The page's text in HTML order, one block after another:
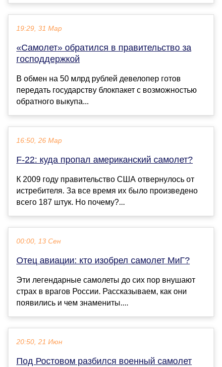
19:29, 31 Мар
«Самолет» обратился в правительство за
господдержкой
В обмен на 50 млрд рублей девелопер готов
передать государству блокпакет с возможностью
обратного выкупа...
16:50, 26 Мар
F-22: куда пропал американский самолет?
К 2009 году правительство США отвернулось от
истребителя. За все время их было произведено
всего 187 штук. Но почему?...
00:00, 13 Сен
Отец авиации: кто изобрел самолет МиГ?
Эти легендарные самолеты до сих пор внушают
страх в врагов России. Рассказываем, как они
появились и чем знамениты....
20:50, 21 Июн
Под Ростовом разбился военный самолет